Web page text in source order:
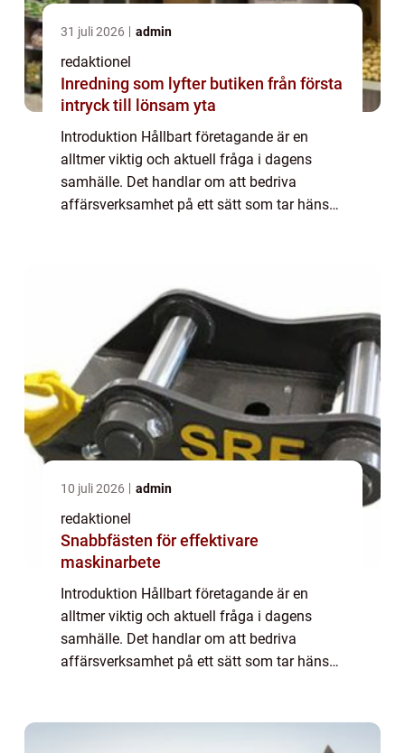
31 juli 2026 admin
redaktionel
Inredning som lyfter butiken från första
intryck till lönsam yta
Introduktion Hållbart företagande är en
alltmer viktig och aktuell fråga i dagens
samhälle. Det handlar om att bedriva
affärsverksamhet på ett sätt som tar hänsyn
10 juli 2026 admin
redaktionel
Snabbfästen för effektivare
maskinarbete
Introduktion Hållbart företagande är en
alltmer viktig och aktuell fråga i dagens
samhälle. Det handlar om att bedriva
affärsverksamhet på ett sätt som tar hänsyn